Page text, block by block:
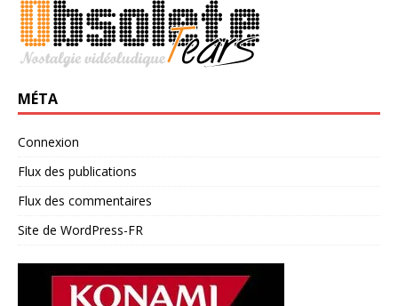
MÉTA
Connexion
Flux des publications
Flux des commentaires
Site de WordPress-FR